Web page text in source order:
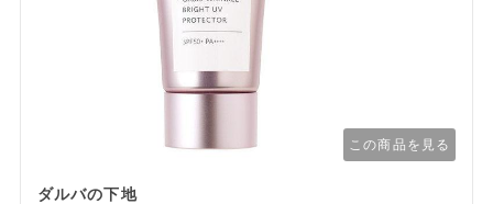
この商品を見る
ダルバの下地